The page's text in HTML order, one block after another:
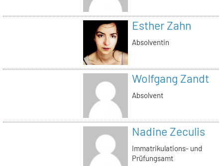
Esther Zahn
Absolventin
Wolfgang Zandt
Absolvent
Nadine Zeculis
Immatrikulations- und
Prüfungsamt